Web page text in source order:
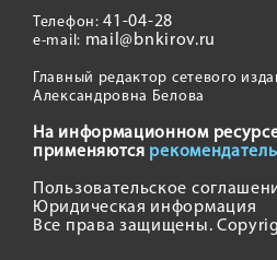
Телефон:41-04-28
e-mail: mail@bnkirov.ru
Главный редактор сетевого
Александровна Белова
На информационном
применяются
Пользовательское
Юридическая информация
Все права защищены.